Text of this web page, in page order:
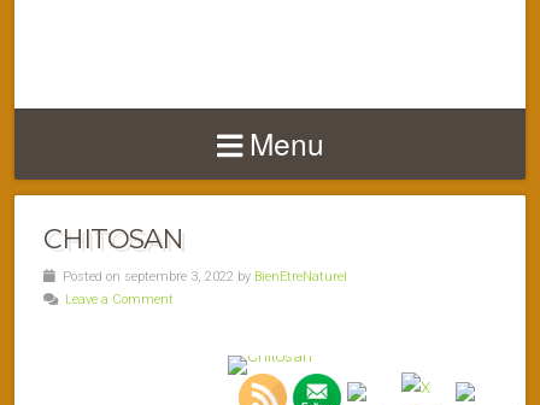
Menu
CHITOSAN
Posted on septembre 3, 2022 by BienEtreNaturel
Leave a Comment